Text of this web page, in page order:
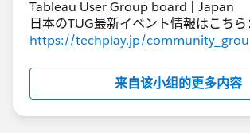
Tableau User Group board | Japan
日本のTUG最新イベント情報はこちら
https://techplay.jp/
来自该小组的更多内容